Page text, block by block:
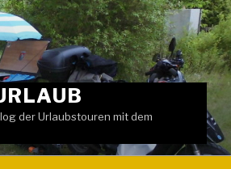
der Urlaubstouren mit dem